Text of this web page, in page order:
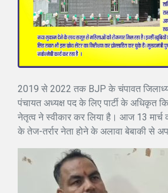
2019 से 2022 तक BJP के चंपावत
पंचायत अध्यक्ष पद के लिए पार्टी के अधिकृत
नेतृत्व ने स्वीकार कर लिया है। आज 13
के तेज-तर्रार नेता होने के अलावा बेबाकी से